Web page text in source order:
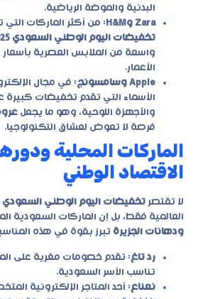
البدنية والموضة الرياضية.
Zara وH&M
: من أكثر الماركات التي
تخفيضات اليوم الوطني السعودي 2025
واسعة من الملابس العصرية
الأعمار.
Apple وسامسونج
: في مجال
الأسماء التي تقدم تخفيضات كبيرة
والأجهزة اللوحية، وهو ما يجعل
فرصة لا تعوض لعشاق التكنولوجيا.
الماركات المحلية
الاقتصاد الوطني
لا تقتصر تخفيضات اليوم الوطني السعودي 2025
العالمية فقط، بل إن الماركات السعودية
ودهانات الجزيرة تبرز بقوة في هذه
رد تاغ: تقدم خصومات مغرية على
تناسب الأسر السعودية.
نعناع: أحد المتاجر الإلكترونية